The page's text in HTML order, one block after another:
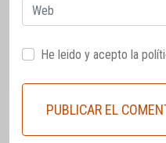
Web
He leido y acepto la